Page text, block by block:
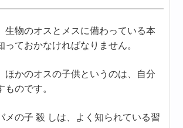
生物のオスとメスに備わっている本
っておかなければなりません。
ほかのオスの子供というのは、自分
ものです。
メの子 殺 しは、よく知られている習